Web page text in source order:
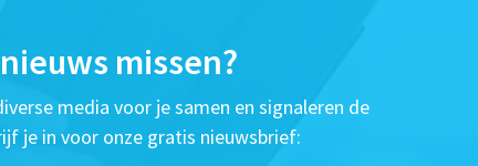
missen?
media voor je samen en signaleren de
je in voor onze gratis nieuwsbrief: